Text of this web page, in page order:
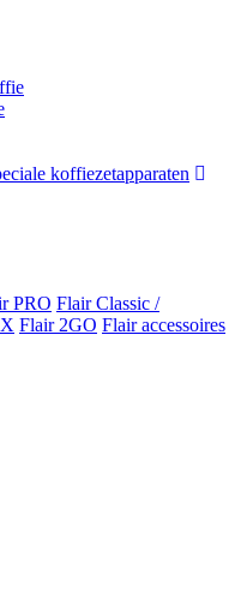
koffiezetapparaten
PRO Flair Classic /
Flair 2GO Flair accessoires